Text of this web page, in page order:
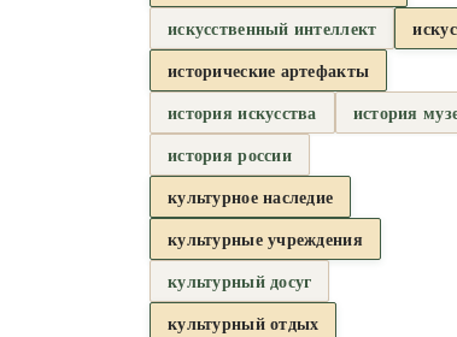
искусственный интеллект
исторические артефакты
история искусства
история
история россии
культурное наследие
культурные учреждения
культурный досуг
культурный отдых